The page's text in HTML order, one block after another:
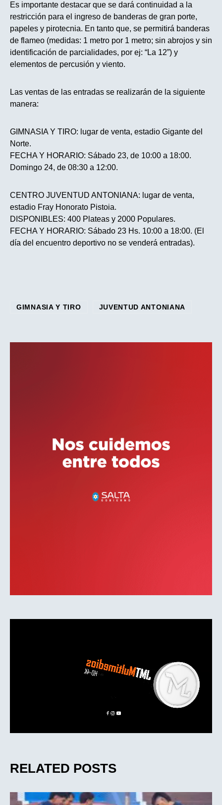
Es importante destacar que se dará continuidad a la
restricción para el ingreso de banderas de gran porte,
papeles y pirotecnia. En tanto que, se permitirá banderas
de flameo (medidas: 1 metro por 1 metro; sin abrojos y sin
identificación de parcialidades, por ej: “La 12”) y
elementos de percusión y viento.
Las ventas de las entradas se realizarán de la siguiente
manera:
GIMNASIA Y TIRO: lugar de venta, estadio Gigante del
Norte.
FECHA Y HORARIO: Sábado 23, de 10:00 a 18:00.
Domingo 24, de 08:30 a 12:00.
CENTRO JUVENTUD ANTONIANA: lugar de venta,
estadio Fray Honorato Pistoia.
DISPONIBLES: 400 Plateas y 2000 Populares.
FECHA Y HORARIO: Sábado 23 Hs. 10:00 a 18:00. (El
día del encuentro deportivo no se venderá entradas).
GIMNASIA Y TIRO JUVENTUD ANTONIANA
RELATED POSTS